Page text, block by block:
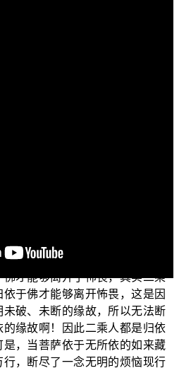
因此在《胜鬘经》中说他们离
德还很遥远。在上集我们为大
才能够离开于怖畏，其实二乘
于佛才能够离开怖畏，这是因
破、未断的缘故，所以无法断
缘故啊！因此二乘人都是归依
，当菩萨依于无所依的如来藏
，断尽了一念无明的烦恼现行